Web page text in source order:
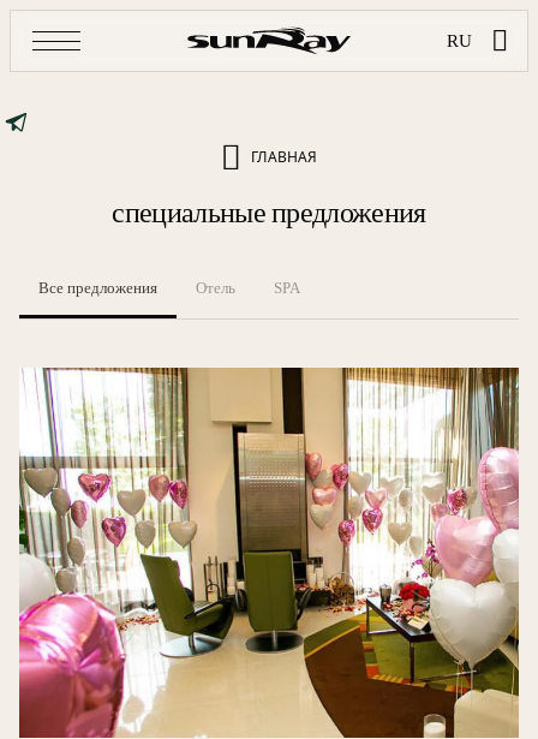
RU
ГЛАВНАЯ
специальные предложения
Все предложения Отель SPA